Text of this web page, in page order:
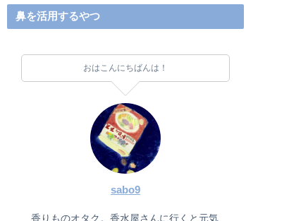
鼻を活用するやつ
おはこんにちばんは！
sabo9
香りものオタク。香水屋さんに行くと元気